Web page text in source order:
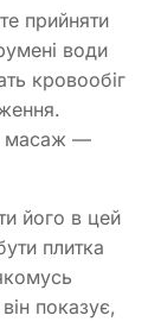
прийняти
води
кровообіг
масаж —
його в цей
плитка
показує,